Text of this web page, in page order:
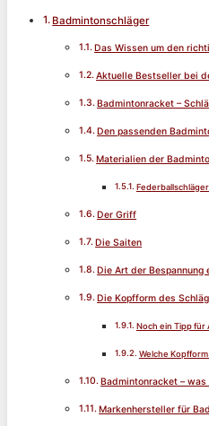
Badmintonschläger
Das Wissen um den
Aktuelle Bestseller bei
Badmintonracket –
Den passenden
Materialien der
Der Griff
Die Saiten
Die Art der Bespannung
Die Kopfform des
Noch ein Tipp für
Welche
Badmintonracket –
Markenhersteller für